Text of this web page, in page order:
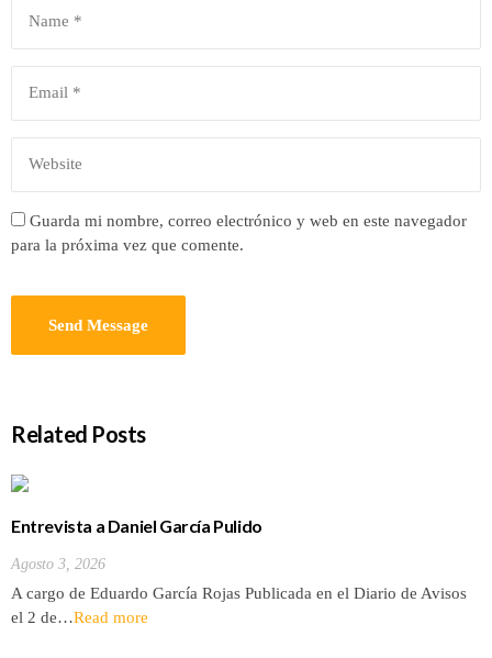
Guarda mi nombre, correo electrónico y web en este navegador
para la próxima vez que comente.
Related Posts
Entrevista a Daniel García Pulido
Agosto 3, 2026
A cargo de Eduardo García Rojas Publicada en el Diario de Avisos
el 2 de…Read more